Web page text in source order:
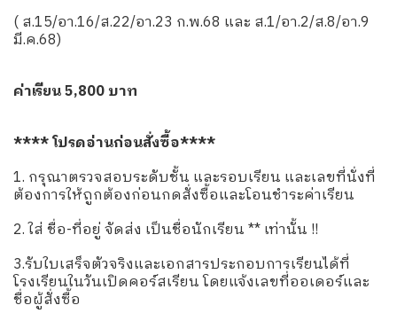
( ส.15/อา.16/ส.22/อา.23 ก.พ.68 และ ส.1/อา.2/ส.8/อา.9
มี.ค.68)
ค่าเรียน 5,800 บาท
**** โปรดอ่านก่อนสั่งซื้อ****
1. กรุณาตรวจสอบระดับชั้น และรอบเรียน และเลขที่นั่งที่
ต้องการให้ถูกต้องก่อนกดสั่งซื้อและโอนชำระค่าเรียน
2. ใส่ ชื่อ-ที่อยู่ จัดส่ง เป็นชื่อนักเรียน ** เท่านั้น !!
3.รับใบเสร็จตัวจริงและเอกสารประกอบการเรียนได้ที่
โรงเรียนในวันเปิดคอร์สเรียน โดยแจ้งเลขที่ออเดอร์และ
ชื่อผู้สั่งซื้อ